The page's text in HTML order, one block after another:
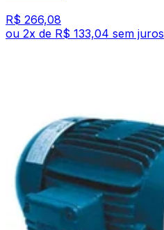
R$ 266,08
ou 2x de R$ 133,04 sem juros